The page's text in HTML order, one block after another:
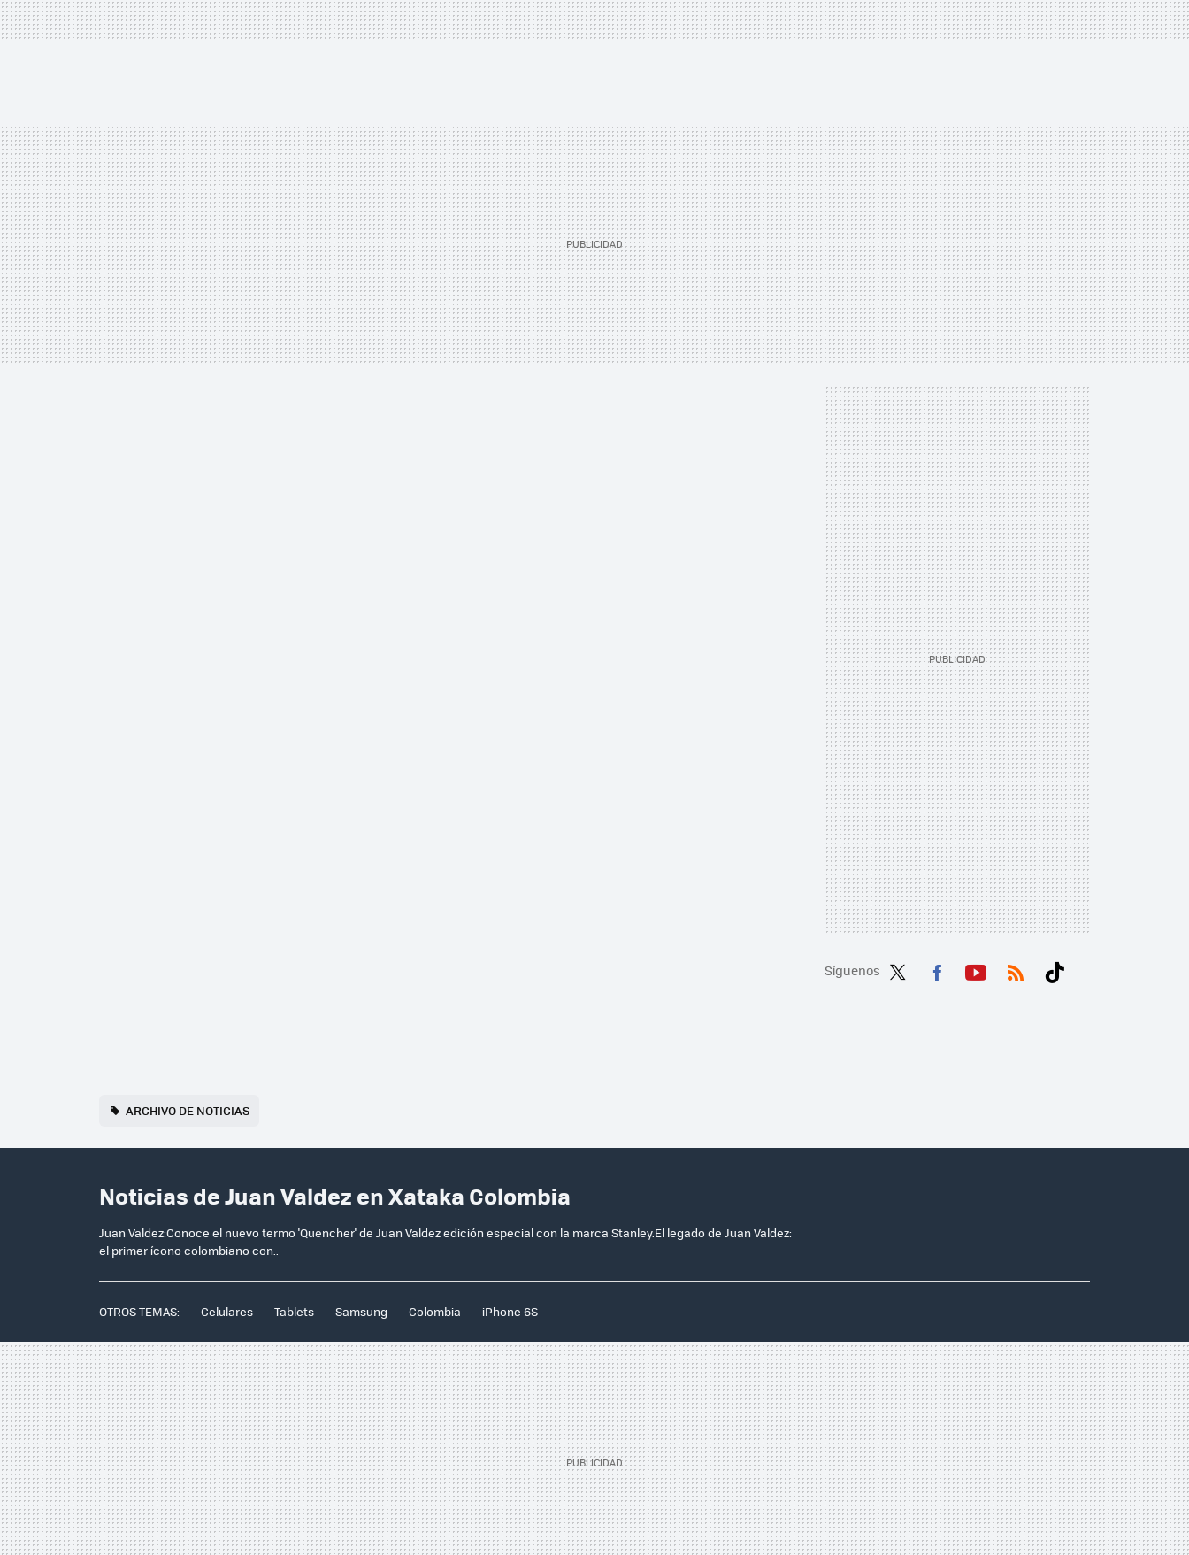
Síguenos
ARCHIVO DE NOTICIAS
Noticias de Juan Valdez en Xataka Colombia
Juan Valdez:Conoce el nuevo termo 'Quencher' de Juan Valdez edición especial con la marca Stanley.El legado de Juan Valdez:
el primer ícono colombiano con..
OTROS TEMAS: Celulares Tablets Samsung Colombia iPhone 6S